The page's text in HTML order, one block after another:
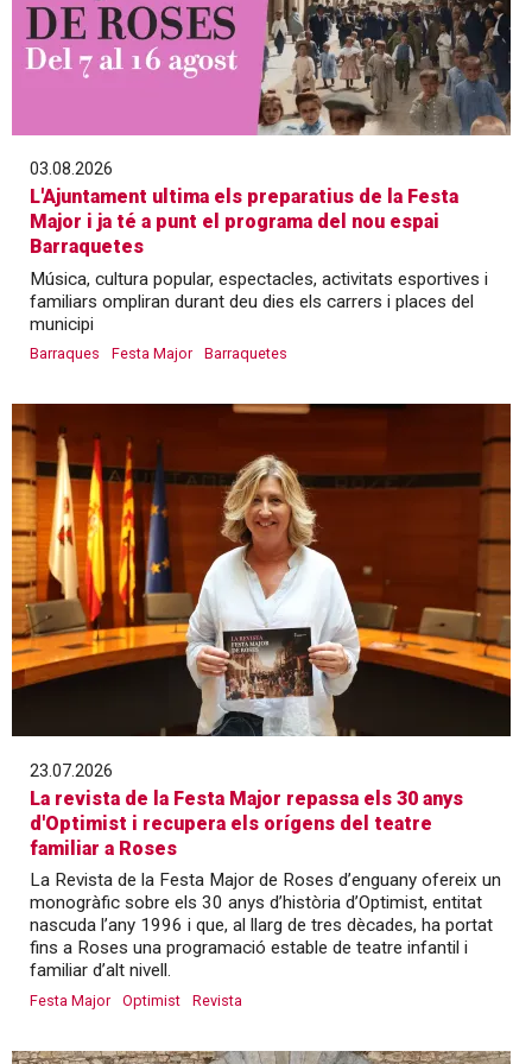
03.08.2026
L'Ajuntament ultima els preparatius de la Festa
Major i ja té a punt el programa del nou espai
Barraquetes
Música, cultura popular, espectacles, activitats esportives i
familiars ompliran durant deu dies els carrers i places del
municipi
Barraques Festa Major Barraquetes
23.07.2026
La revista de la Festa Major repassa els 30 anys
d'Optimist i recupera els orígens del teatre
familiar a Roses
La Revista de la Festa Major de Roses d’enguany ofereix un
monogràfic sobre els 30 anys d’història d’Optimist, entitat
nascuda l’any 1996 i que, al llarg de tres dècades, ha portat
fins a Roses una programació estable de teatre infantil i
familiar d’alt nivell.
Festa Major Optimist Revista